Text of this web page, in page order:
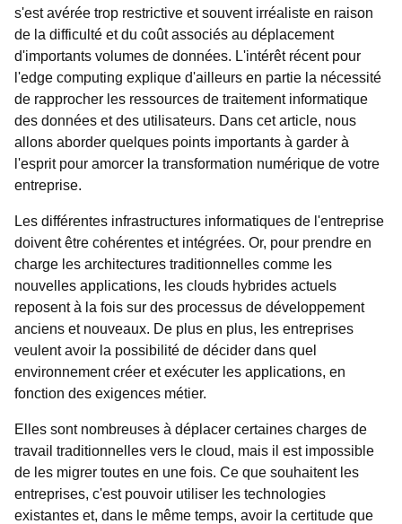
s'est avérée trop restrictive et souvent irréaliste en raison
de la difficulté et du coût associés au déplacement
d'importants volumes de données. L'intérêt récent pour
l'edge computing explique d'ailleurs en partie la nécessité
de rapprocher les ressources de traitement informatique
des données et des utilisateurs. Dans cet article, nous
allons aborder quelques points importants à garder à
l'esprit pour amorcer la transformation numérique de votre
entreprise.
Les différentes infrastructures informatiques de l'entreprise
doivent être cohérentes et intégrées. Or, pour prendre en
charge les architectures traditionnelles comme les
nouvelles applications, les clouds hybrides actuels
reposent à la fois sur des processus de développement
anciens et nouveaux. De plus en plus, les entreprises
veulent avoir la possibilité de décider dans quel
environnement créer et exécuter les applications, en
fonction des exigences métier.
Elles sont nombreuses à déplacer certaines charges de
travail traditionnelles vers le cloud, mais il est impossible
de les migrer toutes en une fois. Ce que souhaitent les
entreprises, c'est pouvoir utiliser les technologies
existantes et, dans le même temps, avoir la certitude que